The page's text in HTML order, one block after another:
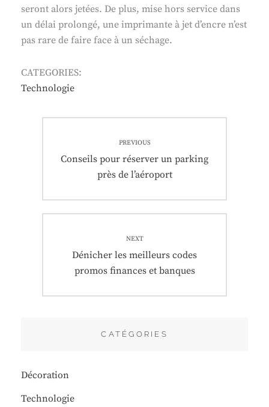
seront alors jetées. De plus, mise hors service dans
un délai prolongé, une imprimante à jet d’encre n’est
pas rare de faire face à un séchage.
CATEGORIES:
Technologie
de
l’article
PREVIOUS
Previous
Conseils pour réserver un parking
près de l’aéroport
NEXT
Next
post:
Dénicher les meilleurs codes
promos finances et banques
CATÉGORIES
Décoration
Technologie